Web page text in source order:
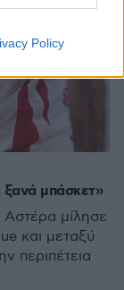
Policy
μπάσκετ»
μίλησε
και μεταξύ
περιπέτεια